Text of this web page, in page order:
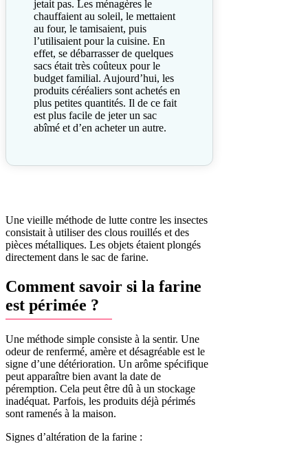
jetait pas. Les ménagères le
chauffaient au soleil, le mettaient
au four, le tamisaient, puis
l’utilisaient pour la cuisine. En
effet, se débarrasser de quelques
sacs était très coûteux pour le
budget familial. Aujourd’hui, les
produits céréaliers sont achetés en
plus petites quantités. Il de ce fait
est plus facile de jeter un sac
abîmé et d’en acheter un autre.
Une vieille méthode de lutte contre les insectes
consistait à utiliser des clous rouillés et des
pièces métalliques. Les objets étaient plongés
directement dans le sac de farine.
Comment savoir si la farine
est périmée ?
Une méthode simple consiste à la sentir. Une
odeur de renfermé, amère et désagréable est le
signe d’une détérioration. Un arôme spécifique
peut apparaître bien avant la date de
péremption. Cela peut être dû à un stockage
inadéquat. Parfois, les produits déjà périmés
sont ramenés à la maison.
Signes d’altération de la farine :